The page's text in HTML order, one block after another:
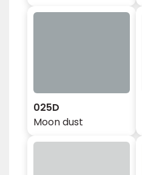
025D
Moon dust